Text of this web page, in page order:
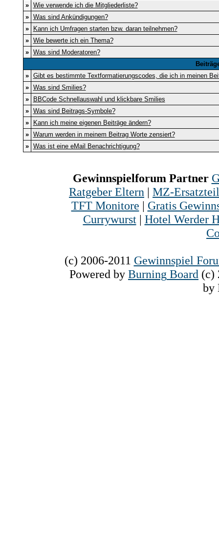
»
Wie verwende ich die Mitgliederliste?
»
Was sind Ankündigungen?
»
Kann ich Umfragen starten bzw. daran teilnehmen?
»
Wie bewerte ich ein Thema?
»
Was sind Moderatoren?
»
Gibt es bestimmte Textformatierungscodes, die ich in meinen
»
Was sind Smilies?
»
BBCode Schnellauswahl und klickbare Smilies
»
Was sind Beitrags-Symbole?
»
Kann ich meine eigenen Beiträge ändern?
»
Warum werden in meinem Beitrag Worte zensiert?
»
Was ist eine eMail Benachrichtigung?
Gewinnspielforum Partner
Ratgeber Eltern | MZ-
TFT Monitore | Gratis
Currywurst| Hotel Werder
(c) 2006-2011 Gewinnspiel
Powered by Burning Board (c)
by